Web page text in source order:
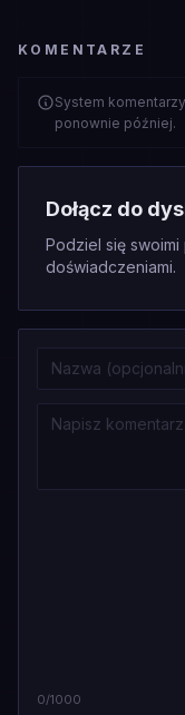
KOMENTARZE
System
ponownie później.
Dołącz do
Podziel się swoimi
doświadczeniami.
0/1000